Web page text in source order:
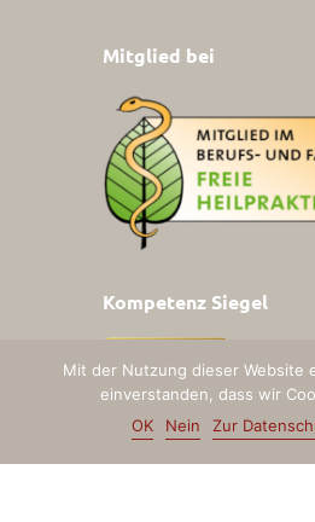
Mitglied bei
Kompetenz Siegel
Mit der Nutzung dieser Website
einverstanden, dass wir
OK
Nein Zur